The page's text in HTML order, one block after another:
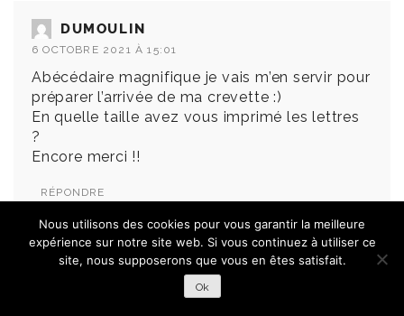
DUMOULIN
6 OCTOBRE 2021 À 15:01
Abécédaire magnifique je vais m’en servir pour
préparer l’arrivée de ma crevette :)
En quelle taille avez vous imprimé les lettres
?
Encore merci !!
RÉPONDRE
FANNY
Nous utilisons des cookies pour vous garantir la meilleure
expérience sur notre site web. Si vous continuez à utiliser ce
site, nous supposerons que vous en êtes satisfait.
Ok